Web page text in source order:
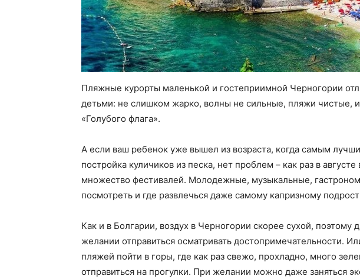
Пляжные курорты маленькой и гостеприимной Черногории
детьми: не слишком жарко, волны не сильные, пляжи чистые, и
«Голубого флага».
А если ваш ребенок уже вышел из возраста, когда самым
постройка куличиков из песка, нет проблем – как раз в
множество фестивалей. Молодежные, музыкальные,
посмотреть и где развлечься даже самому капризному
Как и в Болгарии, воздух в Черногории скорее сухой,
желании отправиться осматривать достопримечательности.
пляжей пойти в горы, где как раз свежо, прохладно, много
отправиться на прогулки. При желании можно даже заняться